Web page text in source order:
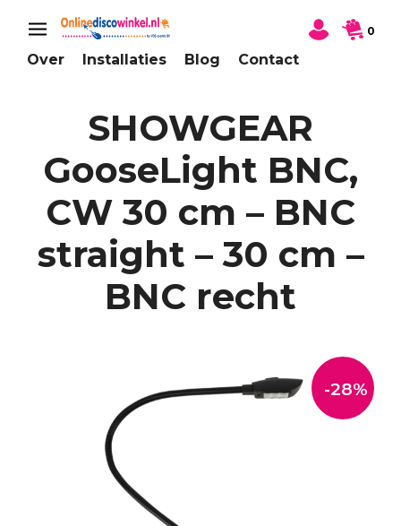
Over Installaties Blog Contact
0
SHOWGEAR
GooseLight BNC,
CW 30 cm – BNC
straight – 30 cm –
BNC recht
-28%